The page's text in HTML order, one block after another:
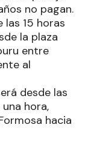
no pagan.
las 15 horas
la plaza
entre
al
desde las
hora,
hacia